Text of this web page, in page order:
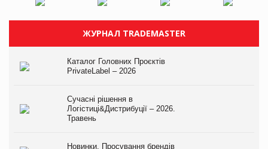
ЖУРНАЛ TRADEMASTER
Каталог Головних Проєктів
PrivateLabel – 2026
Сучасні рішення в
Логістиці&Дистрибуції – 2026.
Травень
Новинки. Просування брендів